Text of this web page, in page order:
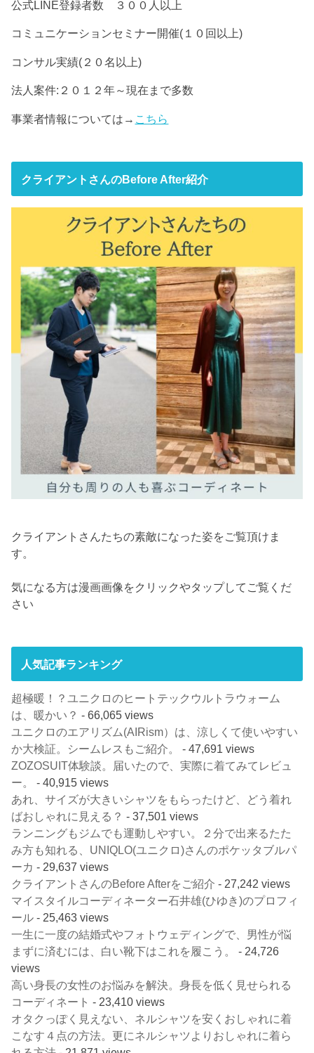
公式LINE登録者数 ３００人以上
コミュニケーションセミナー開催(１０回以上)
コンサル実績(２０名以上)
法人案件:２０１２年～現在まで多数
事業者情報については→ こちら
クライアントさんのBefore After紹介
クライアントさんたちの素敵になった姿をご覧頂けま
す。
気になる方は漫画画像をクリックやタップしてご覧くだ
さい
人気記事ランキング
超極暖！？ユニクロのヒートテックウルトラウォーム
は、暖かい？ - 66,065 views
ユニクロのエアリズム(AIRism）は、涼しくて使いやすい
か大検証。シームレスもご紹介。
- 47,691 views
ZOZOSUIT体験談。届いたので、実際に着てみてレビュ
ー。
- 40,915 views
あれ、サイズが大きいシャツをもらったけど、どう着れ
ばおしゃれに見える？ - 37,501 views
ランニングもジムでも運動しやすい。２分で出来るたた
み方も知れる、UNIQLO(ユニクロ)さんのポケッタブルパ
ーカ - 29,637 views
クライアントさんのBefore Afterをご紹介 - 27,242 views
マイスタイルコーディネーター石井雄(ひゆき)のプロフィ
ール - 25,463 views
一生に一度の結婚式やフォトウェディングで、男性が悩
まずに済むには、白い靴下はこれを履こう。
- 24,726
views
高い身長の女性のお悩みを解決。身長を低く見せられる
コーディネート - 23,410 views
オタクっぽく見えない、ネルシャツを安くおしゃれに着
こなす４点の方法。更にネルシャツよりおしゃれに着ら